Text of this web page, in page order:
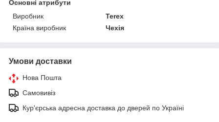
Основні атрибути
Виробник
Terex
Країна виробник
Чехія
Умови доставки
Нова Пошта
Самовивіз
Кур'єрська адресна доставка до дверей по Україні